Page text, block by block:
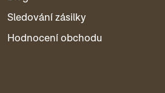
Sledování zásilky
Hodnocení obchodu